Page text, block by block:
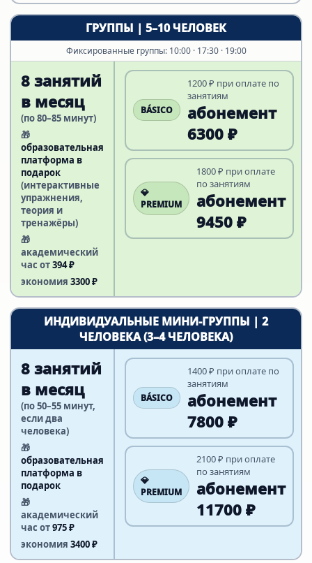
ГРУППЫ | 5–10 ЧЕЛОВЕК
Фиксированные группы: 10:00 · 17:30 · 19:00
8 занятий
в месяц
(по 80–85 минут)
🎁
образовательная
платформа в
подарок
(интерактивные
упражнения,
теория и
тренажёры)
🎁
академический
час от394 ₽
экономия 3300 ₽
BÁSICO
1200 ₽ при оплате по
занятиям
абонемент
6300 ₽
💎
PREMIUM
1800 ₽ при оплате
по занятиям
абонемент
9450 ₽
ИНДИВИДУАЛЬНЫЕ МИНИ-ГРУППЫ | 2
ЧЕЛОВЕКА (3–4 ЧЕЛОВЕКА)
8 занятий
в месяц
(по 50–55 минут,
если два
человека)
🎁
образовательная
платформа в
подарок
🎁
академический
час от975 ₽
экономия 3400 ₽
BÁSICO
1400 ₽ при оплате по
занятиям
абонемент
7800 ₽
💎
PREMIUM
2100 ₽ при оплате
по занятиям
абонемент
11700 ₽